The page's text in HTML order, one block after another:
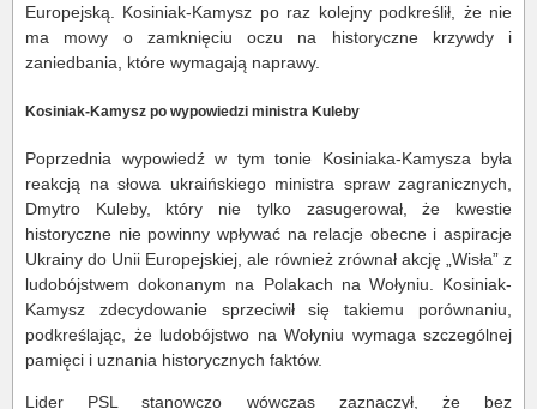
Europejską. Kosiniak-Kamysz po raz kolejny podkreślił, że nie
ma mowy o zamknięciu oczu na historyczne krzywdy i
zaniedbania, które wymagają naprawy.
Kosiniak-Kamysz po wypowiedzi ministra Kuleby
Poprzednia wypowiedź w tym tonie Kosiniaka-Kamysza była
reakcją na słowa ukraińskiego ministra spraw zagranicznych,
Dmytro Kuleby, który nie tylko zasugerował, że kwestie
historyczne nie powinny wpływać na relacje obecne i aspiracje
Ukrainy do Unii Europejskiej, ale również zrównał akcję „Wisła” z
ludobójstwem dokonanym na Polakach na Wołyniu. Kosiniak-
Kamysz zdecydowanie sprzeciwił się takiemu porównaniu,
podkreślając, że ludobójstwo na Wołyniu wymaga szczególnej
pamięci i uznania historycznych faktów.
Lider PSL stanowczo wówczas zaznaczył, że bez